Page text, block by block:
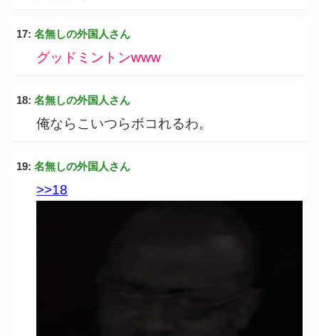
17: 名無しの外国人さん
グッドミントンwww
18: 名無しの外国人さん
俺ならこいつらボコれるわ。
19: 名無しの外国人さん
>>18